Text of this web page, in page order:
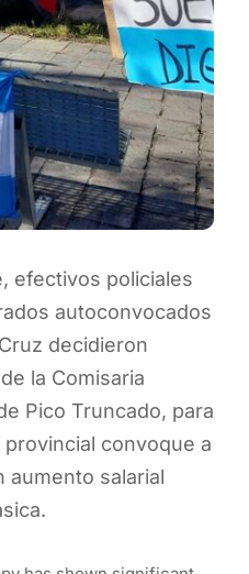
efectivos policiales
autoconvocados
decidieron
la Comisaria
Pico Truncado, para
convoque a
aumento salarial